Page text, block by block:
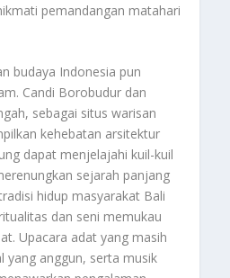
pemandangan matahari
budaya Indonesia pun
Candi Borobudur dan
sebagai situs warisan
kehebatan arsitektur
dapat menjelajahi kuil-kuil
sejarah panjang
hidup masyarakat Bali
dan seni memukau
Upacara adat yang masih
yang anggun, serta musik